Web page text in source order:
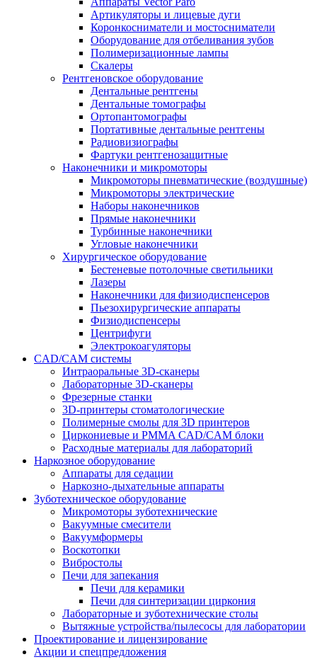
Артикуляторы и лицевые дуги
Коронкосниматели и мостосниматели
Оборудование для отбеливания зубов
Полимеризационные лампы
Скалеры
Рентгеновское оборудование
Дентальные рентгены
Дентальные томографы
Ортопантомографы
Портативные дентальные рентгены
Радиовизиографы
Фартуки рентгенозащитные
Наконечники и микромоторы
Микромоторы пневматические (воздушные)
Микромоторы электрические
Наборы наконечников
Прямые наконечники
Турбинные наконечники
Угловые наконечники
Хирургическое оборудование
Бестеневые потолочные светильники
Лазеры
Наконечники для физиодиспенсеров
Пьезохирургические аппараты
Физиодиспенсеры
Центрифуги
Электрокоагуляторы
CAD/CAM системы
Интраоральные 3D-сканеры
Лабораторные 3D-сканеры
Фрезерные станки
3D-принтеры стоматологические
Полимерные смолы для 3D принтеров
Циркониевые и PMMA CAD/CAM блоки
Расходные материалы для лабораторий
Наркозное оборудование
Аппараты для седации
Наркозно-дыхательные аппараты
Зуботехническое оборудование
Микромоторы зуботехнические
Вакуумные смесители
Вакуумформеры
Воскотопки
Вибростолы
Печи для запекания
Печи для керамики
Печи для синтеризации циркония
Лабораторные и зуботехнические столы
Вытяжные устройства/пылесосы для лаборатории
Проектирование и лицензирование
Акции и спецпредложения